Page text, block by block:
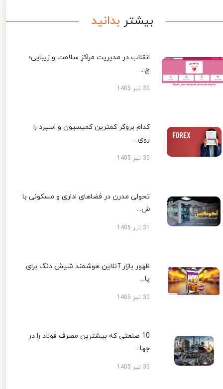
بیشتر بدانید
انقلاب در مدیریت مراکز سلامت و زیبایی؛
چ...
30 تیر 1405
کدام بروکر کمترین کمیسیون و اسپرد را
روی...
30 تیر 1405
تحولی مدرن در فضاهای اداری و مسکونی با
ش...
ظهور بازار آنلاین هوشمند شیش دنگ برای
پا...
30 تیر 1405
10 صنعتی که بیشترین مصرف فولاد را در
جها...
30 تیر 1405